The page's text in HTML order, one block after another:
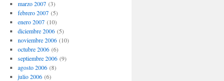
marzo 2007(3)
febrero 2007(5)
enero 2007(10)
diciembre 2006(5)
noviembre 2006(10)
octubre 2006(6)
septiembre 2006(9)
agosto 2006(8)
julio 2006(6)